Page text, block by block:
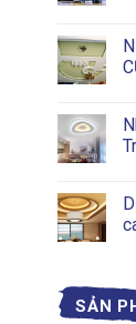
SẢN